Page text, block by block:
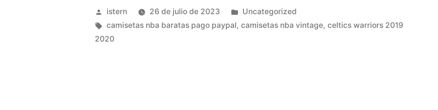
Publicado
por
istern 26 de julio de 2023
Publicado
en
Uncategorized
Etiquetas:
camisetas nba baratas pago paypal,camisetas nba vintage,celtics warriors 2019
2020